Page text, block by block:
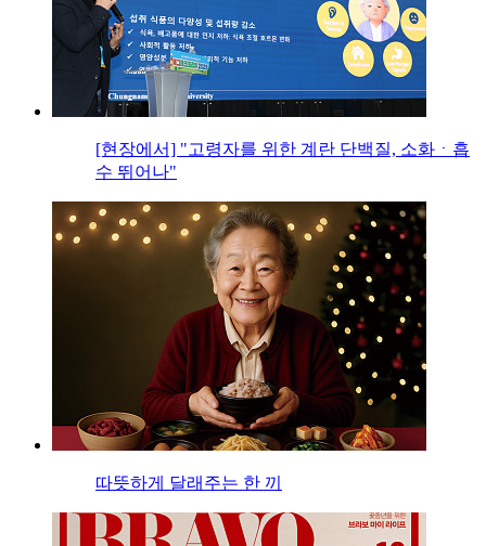
[현장에서] "고령자를 위한 계란 단백질, 소화ㆍ흡
수 뛰어나"
따뜻하게 달래주는 한 끼